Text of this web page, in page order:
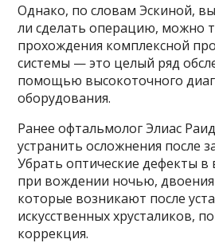
Однако, по словам Эскиной,
ли сделать операцию, можно
прохождения комплексной
системы — это целый ряд
помощью высокоточного
оборудования.
Ранее офтальмолог Элиас
устранить осложнения после
Убрать оптические дефекты в
при вождении ночью, двоения
которые возникают после
искусственных хрусталиков,
коррекция.